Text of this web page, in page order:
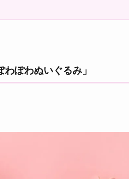
ぽわぬいぐるみ」